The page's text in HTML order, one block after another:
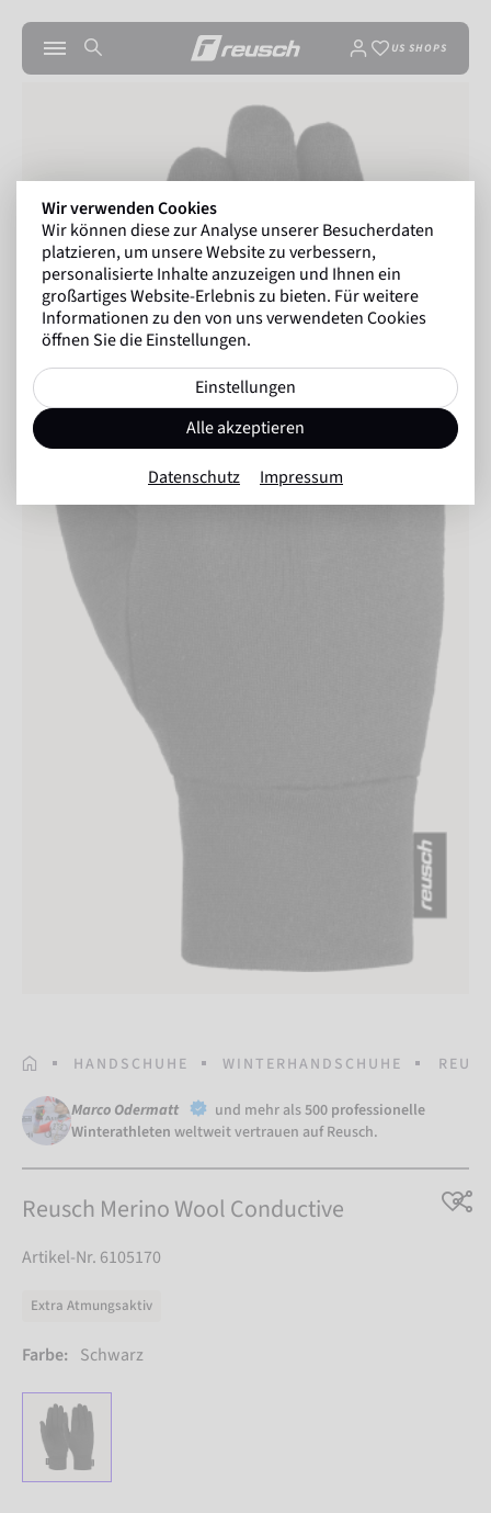
US SHOPS
STARTSEITEHANDSCHUHE WINTERHANDSCHUHE
Marco Odermatt und mehr als500 professionelle
Winterathleten weltweit vertrauen auf Reusch.
Reusch Merino Wool Conductive
Artikel-Nr. 6105170
Extra Atmungsaktiv
Farbe: Schwarz
Wir verwenden Cookies
Wir können diese zur Analyse unserer Besucherdaten
platzieren, um unsere Website zu verbessern,
personalisierte Inhalte anzuzeigen und Ihnen ein
großartiges Website-Erlebnis zu bieten. Für weitere
Informationen zu den von uns verwendeten Cookies
öffnen Sie die Einstellungen.
Einstellungen
Alle akzeptieren
Datenschutz Impressum